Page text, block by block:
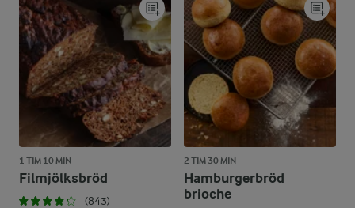
1 TIM 10 MIN
Filmjölksbröd
(843)
2 TIM 30 MIN
Hamburgerbröd
brioche